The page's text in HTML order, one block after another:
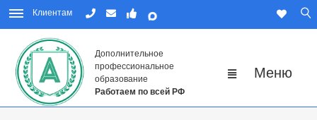
Клиентам
Дополнительное
профессиональное
образование
Работаем по всей РФ